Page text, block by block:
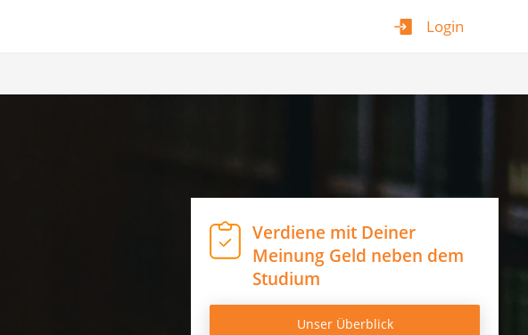
Login
Verdiene mit Deiner
Meinung Geld neben dem
Studium
Unser Überblick